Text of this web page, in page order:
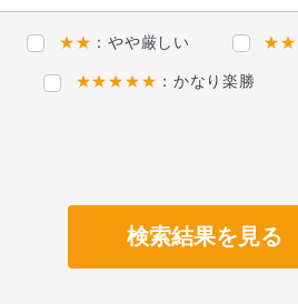
★★ ：やや厳しい
★★★★★ ：かなり楽勝
検索結果を見る